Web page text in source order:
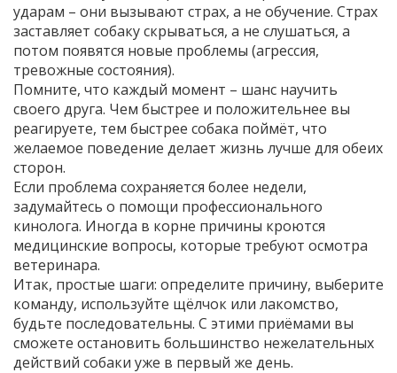
ударам – они вызывают страх, а не обучение. Страх
заставляет собаку скрываться, а не слушаться, а
потом появятся новые проблемы (агрессия,
тревожные состояния).
Помните, что каждый момент – шанс научить
своего друга. Чем быстрее и положительнее вы
реагируете, тем быстрее собака поймёт, что
желаемое поведение делает жизнь лучше для обеих
сторон.
Если проблема сохраняется более недели,
задумайтесь о помощи профессионального
кинолога. Иногда в корне причины кроются
медицинские вопросы, которые требуют осмотра
ветеринара.
Итак, простые шаги: определите причину, выберите
команду, используйте щёлчок или лакомство,
будьте последовательны. С этими приёмами вы
сможете остановить большинство нежелательных
действий собаки уже в первый же день.